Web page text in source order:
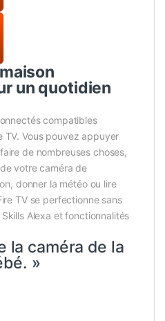
un quotidien
compatibles
Vous pouvez appuyer
de nombreuses choses,
votre caméra de
donner la météo ou lire
TV se perfectionne sans
Alexa et fonctionnalités
la caméra de la
»